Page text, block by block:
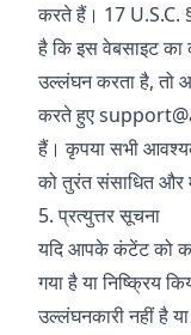
करते हैं। 17 U.S.C.
है कि इस वेबसाइट का
उल्लंघन करता है, तो
करते हुए
हैं। कृपया सभी
को तुरंत संसाधित
5. प्रत्युत्तर सूचना
यदि आपके कंटेंट को
गया है या निष्क्रिय
उल्लंघनकारी नहीं है